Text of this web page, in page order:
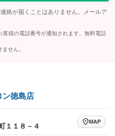
絡が届くことはありません。メールア
様の電話番号が通知されます。無料電話
せん。
徳島店
１１８－４
MAP